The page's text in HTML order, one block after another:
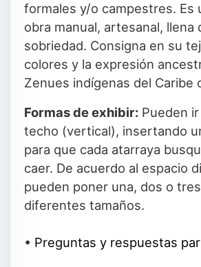
formales y/o campestres. Es
obra manual, artesanal, llena
sobriedad. Consigna en su
colores y la expresión
Zenues indígenas del Caribe
Formas de exhibir: Pueden
techo (vertical), insertando
para que cada atarraya
caer. De acuerdo al espacio
pueden poner una, dos o
diferentes tamaños.
• Preguntas y respuestas